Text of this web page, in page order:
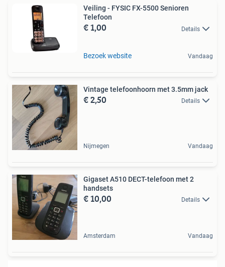
Veiling - FYSIC FX-5500 Senioren
Telefoon
€ 1,00 Details
Bezoek website Vandaag
Vintage telefoonhoorn met 3.5mm jack
€ 2,50 Details
Nijmegen Vandaag
Gigaset A510 DECT-telefoon met 2
handsets
€ 10,00 Details
Amsterdam Vandaag